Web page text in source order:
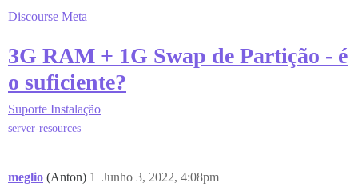
Discourse Meta
3G RAM + 1G Swap de Partição - é
o suficiente?
Suporte Instalação
server-resources
meglio (Anton) Junho 3, 2022, 4:08pm
1